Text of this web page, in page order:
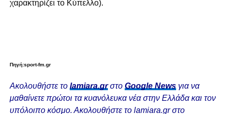
χαρακτηρίζει το Κύπελλο).
Πηγή:sport-fm.gr
Ακολουθήστε το lamiara.grστο Google Newsγια να
μαθαίνετε πρώτοι τα κυανόλευκα νέα στην Ελλάδα και τον
υπόλοιπο κόσμο. Ακολουθήστε το lamiara.gr στο